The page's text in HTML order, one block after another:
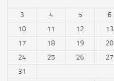
3
4 5 6
10
11 12 13
17
18 19 20
24
25 26 27
31